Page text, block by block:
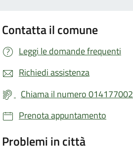
Contatta il comune
Leggi le domande frequenti
Richiedi assistenza
Chiama il numero 014177002
Prenota appuntamento
Problemi in città